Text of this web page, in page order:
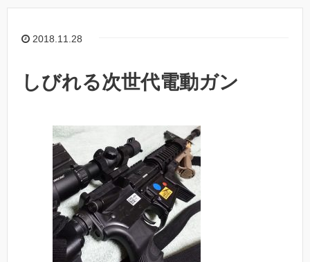
2018.11.28
しびれる次世代電動ガン